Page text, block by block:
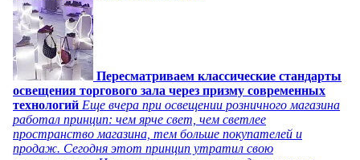
Пересматриваем классические стандарты
освещения торгового зала через призму современных
технологий Еще вчера при освещении розничного магазина
работал принцип: чем ярче свет, чем светлее
пространство магазина, тем больше покупателей и
продаж. Сегодня этот принцип утратил свою